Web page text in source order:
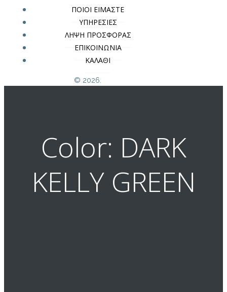
ΠΟΙΟΙ ΕΙΜΑΣΤΕ
ΥΠΗΡΕΣΙΕΣ
ΛΗΨΗ ΠΡΟΣΦΟΡΑΣ
ΕΠΙΚΟΙΝΩΝΙΑ
ΚΑΛΑΘΙ
© 2026.
Color: DARK
KELLY GREEN